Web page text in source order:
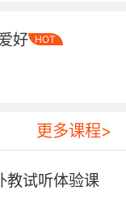
互动专注。适
习进度特殊的
能力要求也
四，有同伴互
老师需兼顾多
应降低。 AI互
自主学习。价
启蒙或作为课
好 HOT
更多课程>
教试听体验课